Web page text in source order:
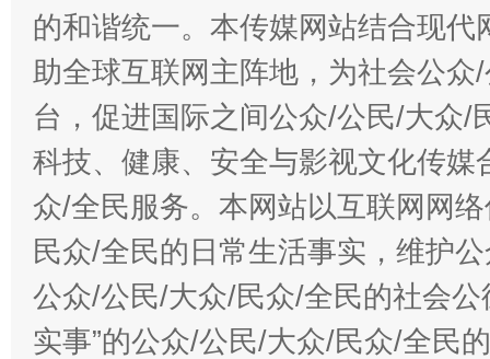
的和谐统一。本传媒网站结合现
助全球互联网主阵地，为社会公
台，促进国际之间公众/公民/大众/
科技、健康、安全与影视文化传
众/全民服务。本网站以互联网网
民众/全民的日常生活事实，维护
公众/公民/大众/民众/全民的社会公
实事”的公众/公民/大众/民众/全民